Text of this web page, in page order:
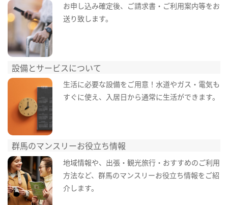
お申し込み確定後、ご請求書・ご利用案内等をお
送り致します。
設備とサービスについて
生活に必要な設備をご用意！水道やガス・電気も
すぐに使え、入居日から通常に生活ができます。
群馬のマンスリーお役立ち情報
地域情報や、出張・観光旅行・おすすめのご利用
方法など、群馬のマンスリーお役立ち情報をご紹
介します。